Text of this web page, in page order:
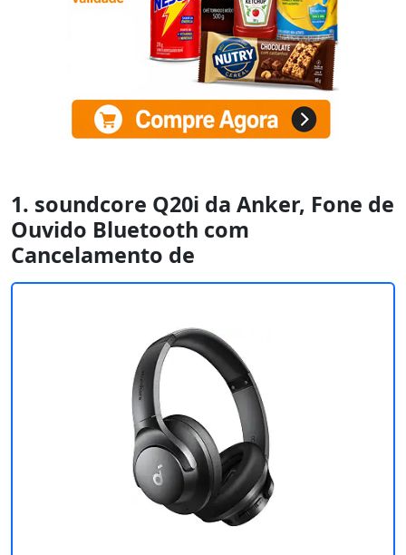
1. soundcore Q20i da Anker, Fone de
Ouvido Bluetooth com
Cancelamento de